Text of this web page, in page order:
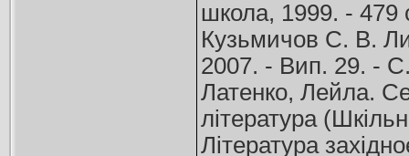
школа, 1999. - 479
Кузьмичов С. В.
2007. - Вип. 29. -
Латенко, Лейла.
література
Література